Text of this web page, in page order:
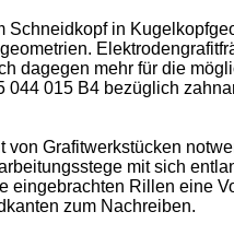
Schneidkopf in
dagegen mehr für die
044 015 B4 bezüglich
Grafitwerkstücken
mit sich
eingebrachten Rillen eine
zum Nachreiben.